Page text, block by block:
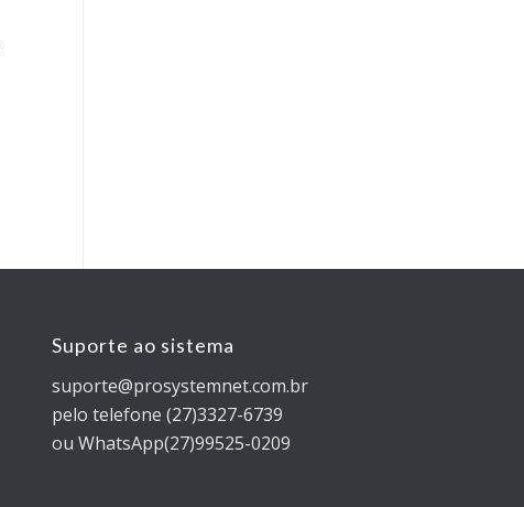
Suporte ao sistema
suporte@prosystemnet.com.br
pelo telefone (27)3327-6739
ou WhatsApp(27)99525-0209